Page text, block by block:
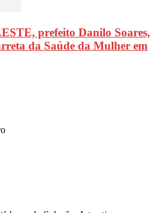
prefeito Danilo Soares,
da Saúde da Mulher em